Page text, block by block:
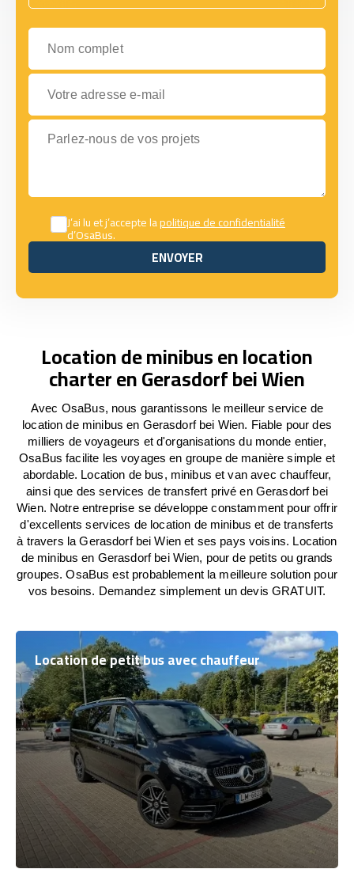
Nom complet
Votre adresse e-mail
Parlez-nous de vos projets
J’ai lu et j’accepte lapolitique de confidentialité
d’OsaBus.
ENVOYER
ENVOYER
Location de minibus en location
charter en Gerasdorf bei Wien
Avec OsaBus, nous garantissons le meilleur service de
location de minibus en Gerasdorf bei Wien. Fiable pour des
milliers de voyageurs et d'organisations du monde entier,
OsaBus facilite les voyages en groupe de manière simple et
abordable. Location de bus, minibus et van avec chauffeur,
ainsi que des services de transfert privé en Gerasdorf bei
Wien. Notre entreprise se développe constamment pour offrir
d'excellents services de location de minibus et de transferts
à travers la Gerasdorf bei Wien et ses pays voisins. Location
de minibus en Gerasdorf bei Wien, pour de petits ou grands
groupes. OsaBus est probablement la meilleure solution pour
vos besoins. Demandez simplement un devis GRATUIT.
Location de petit bus avec chauffeur